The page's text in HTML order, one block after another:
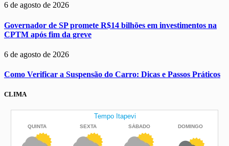
6 de agosto de 2026
Governador de SP promete R$14 bilhões em investimentos na
CPTM após fim da greve
6 de agosto de 2026
Como Verificar a Suspensão do Carro: Dicas e Passos Práticos
CLIMA